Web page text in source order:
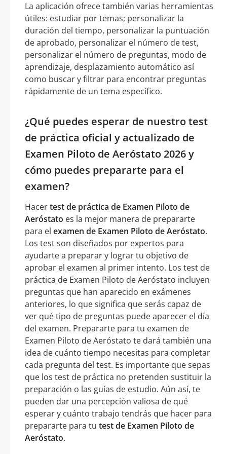
La aplicación ofrece también varias herramientas
útiles: estudiar por temas; personalizar la
duración del tiempo, personalizar la puntuación
de aprobado, personalizar el número de test,
personalizar el número de preguntas, modo de
aprendizaje, desplazamiento automático así
como buscar y filtrar para encontrar preguntas
rápidamente de un tema específico.
¿Qué puedes esperar de nuestro test
de práctica oficial y actualizado de
Examen Piloto de Aeróstato 2026 y
cómo puedes prepararte para el
examen?
Hacertest de práctica de Examen Piloto de
Aeróstato es la mejor manera de prepararte
para el examen de Examen Piloto de Aeróstato.
Los test son diseñados por expertos para
ayudarte a preparar y lograr tu objetivo de
aprobar el examen al primer intento. Los test de
práctica de Examen Piloto de Aeróstato incluyen
preguntas que han aparecido en exámenes
anteriores, lo que significa que serás capaz de
ver qué tipo de preguntas puede aparecer el día
del examen. Prepararte para tu examen de
Examen Piloto de Aeróstato te dará también una
idea de cuánto tiempo necesitas para completar
cada pregunta del test. Es importante que sepas
que los test de práctica no pretenden sustituir la
preparación o las guías de estudio. Aún así, te
pueden dar una percepción valiosa de qué
esperar y cuánto trabajo tendrás que hacer para
prepararte para tu test de Examen Piloto de
Aeróstato.